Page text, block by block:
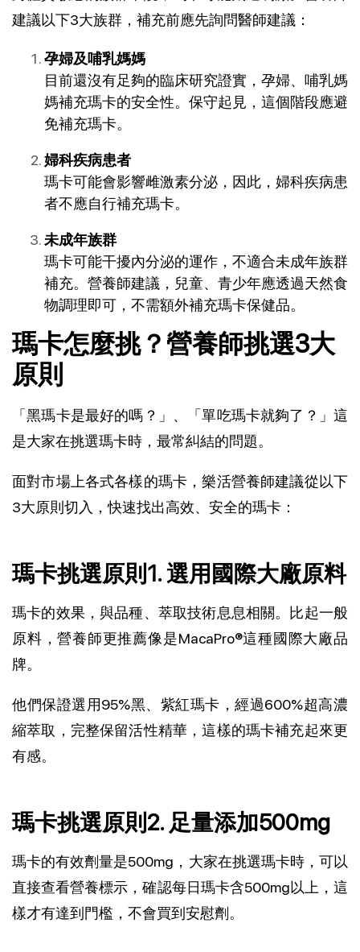
建議以下3大族群，補充前應先詢問醫師建議：
孕婦及哺乳媽媽
目前還沒有足夠的臨床研究證實，孕婦、哺乳媽
媽補充瑪卡的安全性。保守起見，這個階段應避
免補充瑪卡。
婦科疾病患者
瑪卡可能會影響雌激素分泌，因此，婦科疾病患
者不應自行補充瑪卡。
未成年族群
瑪卡可能干擾內分泌的運作，不適合未成年族群
補充。營養師建議，兒童、青少年應透過天然食
物調理即可，不需額外補充瑪卡保健品。
瑪卡怎麼挑？營養師挑選3大
原則
「黑瑪卡是最好的嗎？」、「單吃瑪卡就夠了？」這
是大家在挑選瑪卡時，最常糾結的問題。
面對市場上各式各樣的瑪卡，樂活營養師建議從以下
3大原則切入，快速找出高效、安全的瑪卡：
瑪卡挑選原則1. 選用國際大廠原料
瑪卡的效果，與品種、萃取技術息息相關。比起一般
原料，營養師更推薦像是MacaPro®這種國際大廠品
牌。
他們保證選用95%黑、紫紅瑪卡，經過600%超高濃
縮萃取，完整保留活性精華，這樣的瑪卡補充起來更
有感。
瑪卡挑選原則2. 足量添加500mg
瑪卡的有效劑量是500mg，大家在挑選瑪卡時，可以
直接查看營養標示，確認每日瑪卡含500mg以上，這
樣才有達到門檻，不會買到安慰劑。